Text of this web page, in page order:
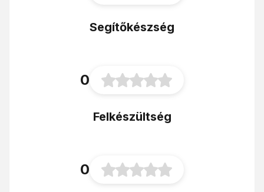
Segítőkészség
0
Felkészültség
0